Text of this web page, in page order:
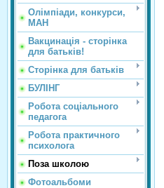
Олімпіади, конкурси,
МАН
Вакцинація - сторінка
для батьків!
Сторінка для батьків
БУЛІНГ
Робота соціального
педагога
Робота практичного
психолога
Поза школою
Фотоальбоми